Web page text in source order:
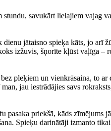
savukārt lielajiem vajag
jātaisno spieķa kāts, jo arī
izžuvis, šņorīte kļūst vaļīga –
pleķiem un vienkrāsaina, to ar
jau iestrādājies savs
pasaka priekšā, kāds zīmējums
Spieķu darinātāji izmanto